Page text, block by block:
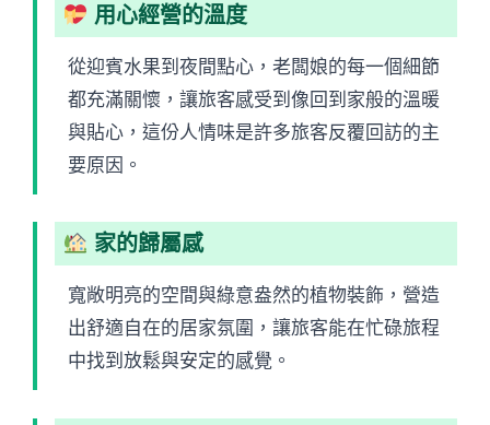
用心經營的溫度
從迎賓水果到夜間點心，老闆娘的每一個細節
都充滿關懷，讓旅客感受到像回到家般的溫暖
與貼心，這份人情味是許多旅客反覆回訪的主
要原因。
家的歸屬感
寬敞明亮的空間與綠意盎然的植物裝飾，營造
出舒適自在的居家氛圍，讓旅客能在忙碌旅程
中找到放鬆與安定的感覺。